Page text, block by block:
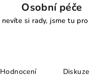
Osobní péče
nevíte si rady, jsme tu pro
Hodnocení Diskuze